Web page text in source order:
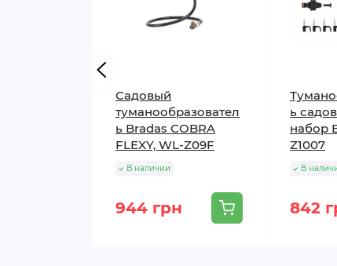
Садовый
туманообразовател
ь Bradas COBRA
FLEXY, WL-Z09F
В наличии
944 грн
ь
набор
Z1007
В
842